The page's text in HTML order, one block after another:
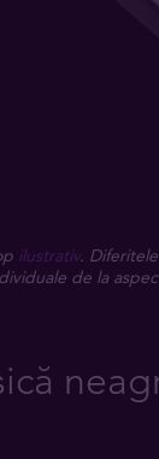
ilustrativ.
de la